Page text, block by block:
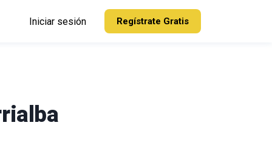
Iniciar sesión Regístrate Gratis